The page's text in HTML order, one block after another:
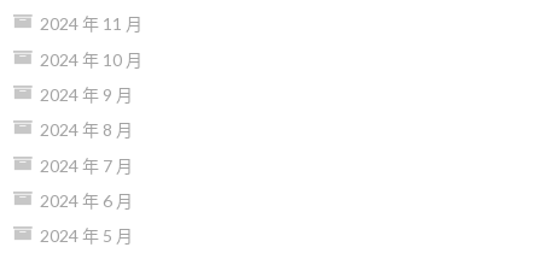
2024 年 11 月
2024 年 10 月
2024 年 9 月
2024 年 8 月
2024 年 7 月
2024 年 6 月
2024 年 5 月